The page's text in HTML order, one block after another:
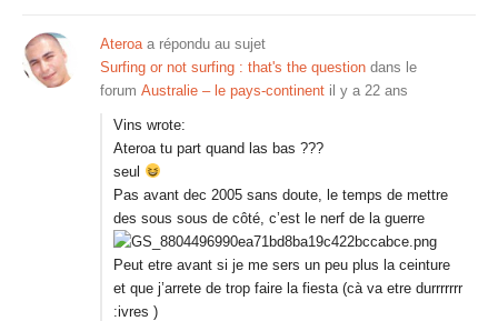
Ateroaa répondu au sujet
Surfing or not surfing : that's the question dans le
forum Australie – le pays-continent il y a 22 ans
Vins wrote:
Ateroa tu part quand las bas ???
seul
Pas avant dec 2005 sans doute, le temps de mettre
des sous sous de côté, c’est le nerf de la guerre
Peut etre avant si je me sers un peu plus la ceinture
et que j’arrete de trop faire la fiesta (cà va etre durrrrrrr
:ivres )